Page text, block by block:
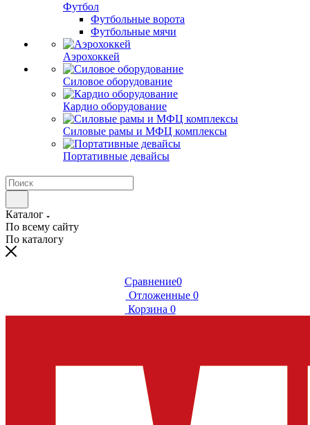
Футбол
Футбольные ворота
Футбольные мячи
Аэрохоккей
Силовое оборудование
Кардио оборудование
Силовые рамы и МФЦ комплексы
Портативные девайсы
Каталог
По всему сайту
По каталогу
Сравнение0
Отложенные 0
Корзина 0